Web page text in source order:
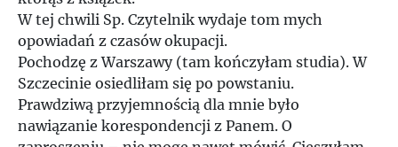
W tej chwili Sp. Czytelnik wydaje tom mych
opowiadań z czasów okupacji.
Pochodzę z Warszawy (tam kończyłam studia). W
Szczecinie osiedliłam się po powstaniu.
Prawdziwą przyjemnością dla mnie było
nawiązanie korespondencji z Panem. O